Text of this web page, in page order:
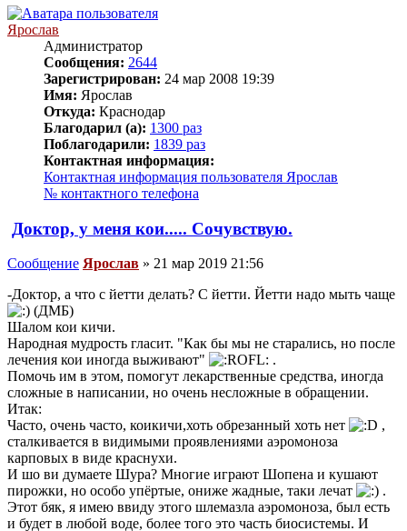
Ярослав
Администратор
Сообщения: 2644
Зарегистрирован: 24 мар 2008 19:39
Имя: Ярослав
Откуда: Краснодар
Благодарил (а): 1300 раз
Поблагодарили: 1839 раз
Контактная информация:
Контактная информация пользователя Ярослав
№ контактного телефона
Доктор, у меня кои..... Сочувствую.
Сообщение Ярослав » 21 мар 2019 21:56
-Доктор, а что с йетти делать? С йетти. Йетти надо мыть чаще
(ДМБ)
Шалом кои кичи.
Народная мудрость гласит. "Как бы мы не старались, но после
лечения кои иногда выживают"
.
Помочь им в этом, помогут лекарственные средства, иногда
сложные в написании, но очень несложные в обращении.
Итак:
Часто, очень часто, коикичи,хоть обрезанный хоть нет
,
сталкивается в видимыми проявлениями аэромоноза
карповых в виде краснухи.
И шо ви думаете Шура? Многие играют Шопена и кушают
пирожки, но особо упёртые, ониже жадные, таки лечат
.
Этот бяк, я имею ввиду этого шлемазла аэромоноза, был есть
и будет в любой воде, более того это часть биосистемы. И